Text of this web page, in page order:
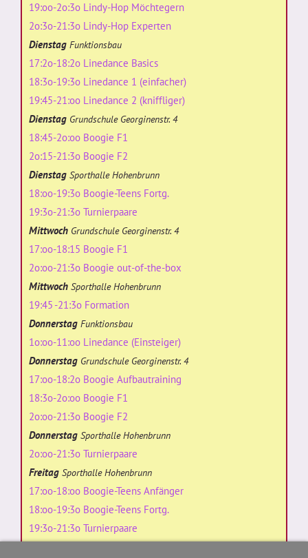
19:oo-2o:3o Lindy-Hop Möchtegern
2o:3o-21:3o Lindy-Hop Experten
Dienstag Funktionsbau
17:2o-18:2o Linedance Basics
18:3o-19:3o Linedance 1 (einfacher)
19:45-21:oo Linedance 2 (kniffliger)
Dienstag Grundschule Georginenstr. 4
18:45-2o:oo Boogie F1
2o:15-21:3o Boogie F2
Dienstag Sporthalle Hohenbrunn
18:oo-19:3o Boogie-Teens Fortg.
19:3o-21:3o Turnierpaare
Mittwoch Grundschule Georginenstr. 4
17:oo-18:15 Boogie F1
2o:oo-21:3o Boogie out-of-the-box
Mittwoch Sporthalle Hohenbrunn
19:45 -21:3o Formation
Donnerstag Funktionsbau
1o:oo-11:oo Linedance (Einsteiger)
Donnerstag Grundschule Georginenstr. 4
17:oo-18:2o Boogie Aufbautraining
18:3o-2o:oo Boogie F1
2o:oo-21:3o Boogie F2
Donnerstag Sporthalle Hohenbrunn
2o:oo-21:3o Turnierpaare
Freitag Sporthalle Hohenbrunn
17:oo-18:oo Boogie-Teens Anfänger
18:oo-19:3o Boogie-Teens Fortg.
19:3o-21:3o Turnierpaare